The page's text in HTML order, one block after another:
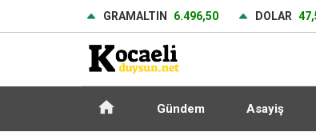
GRAMALTIN 6.496,50 DOLAR
Gündem Asayiş